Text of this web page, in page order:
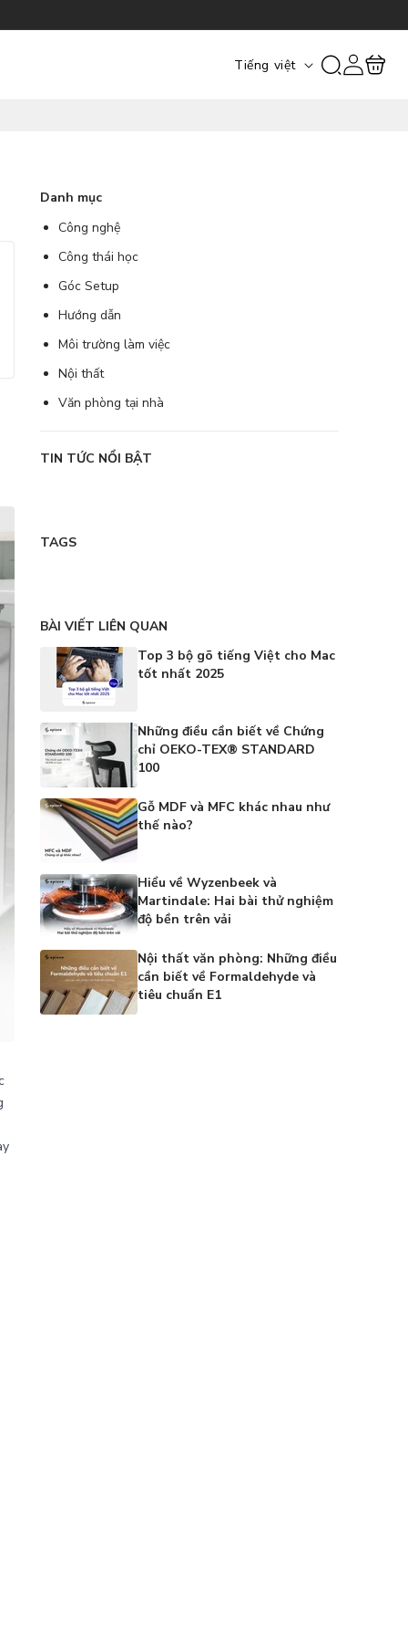
NTiếng việt
Đăng
nhập
Giỏ
hàng
Danh mục
Công nghệ
Công thái học
Góc Setup
Hướng dẫn
Môi trường làm việc
Nội thất
Văn phòng tại nhà
TIN TỨC NỔI BẬT
TAGS
BÀI VIẾT LIÊN QUAN
Top 3 bộ gõ tiếng Việt cho Mac
tốt nhất 2025
Những điều cần biết về Chứng
chỉ OEKO-TEX® STANDARD
100
Gỗ MDF và MFC khác nhau như
thế nào?
Hiểu về Wyzenbeek và
Martindale: Hai bài thử nghiệm
độ bền trên vải
Nội thất văn phòng: Những điều
cần biết về Formaldehyde và
tiêu chuẩn E1